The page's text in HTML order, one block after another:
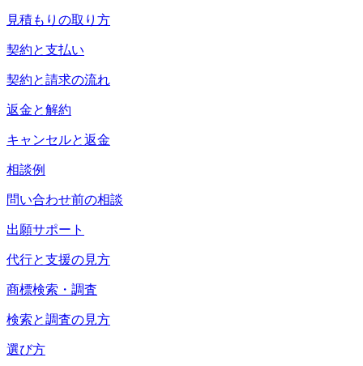
見積もりの取り方
契約と支払い
契約と請求の流れ
返金と解約
キャンセルと返金
相談例
問い合わせ前の相談
出願サポート
代行と支援の見方
商標検索・調査
検索と調査の見方
選び方